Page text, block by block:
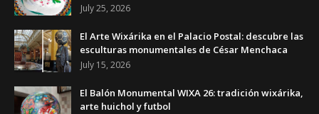
July 25, 2026
El Arte Wixárika en el Palacio Postal: descubre las
esculturas monumentales de César Menchaca
July 15, 2026
El Balón Monumental WIXA 26: tradición wixárika,
arte huichol y futbol